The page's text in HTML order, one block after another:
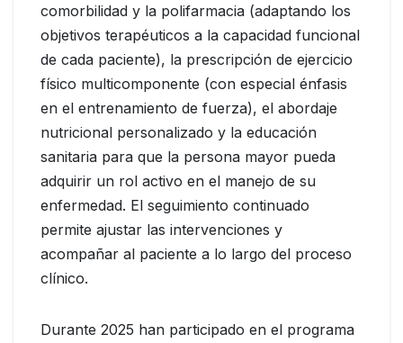
comorbilidad y la polifarmacia (adaptando los
objetivos terapéuticos a la capacidad funcional
de cada paciente), la prescripción de ejercicio
físico multicomponente (con especial énfasis
en el entrenamiento de fuerza), el abordaje
nutricional personalizado y la educación
sanitaria para que la persona mayor pueda
adquirir un rol activo en el manejo de su
enfermedad. El seguimiento continuado
permite ajustar las intervenciones y
acompañar al paciente a lo largo del proceso
clínico.
Durante 2025 han participado en el programa